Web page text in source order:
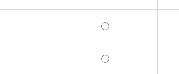
◯
◯